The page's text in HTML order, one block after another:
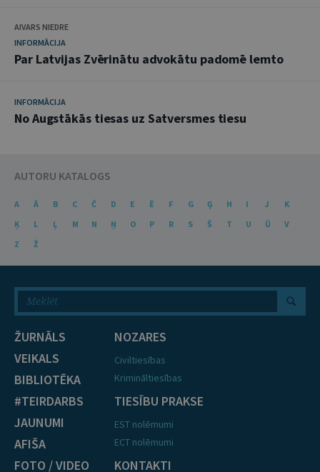
AIVARS NIEDRE
INFORMĀCIJA
Par Latvijas Zvērinātu advokātu padomē lemto
INFORMĀCIJA
No Augstākās tiesas uz Satversmes tiesu
AUTORU KATALOGS
A Ā B C Č D E Ē F G Ģ H I J
K
Ķ
L Ļ M N Ņ O P R S Š T U Ū
V
Z
Ž
ŽURNĀLS
VEIKALS
BIBLIOTĒKA
#TEIRDARBS
JAUNUMI
AFIŠA
FOTO / VIDEO
NOZARES
Civiltiesības
Krimināltiesības
TIESĪBU PRAKSE
EST nolēmumi
ECT nolēmumi
KONTAKTI